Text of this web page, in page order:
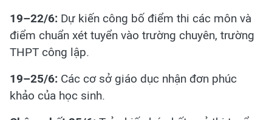
19–22/6: Dự kiến công bố điểm thi các môn và
điểm chuẩn xét tuyển vào trường chuyên, trường
THPT công lập.
19–25/6: Các cơ sở giáo dục nhận đơn phúc
khảo của học sinh.